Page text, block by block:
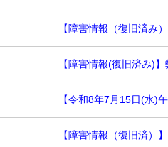
【障害情報（復旧済み
【障害情報(復旧済み)
【令和8年7月15日(水)
【障害情報（復旧済）